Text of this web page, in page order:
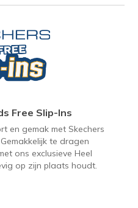
Free Slip-Ins
en gemak met Skechers
te dragen
ons exclusieve Heel
op zijn plaats houdt.